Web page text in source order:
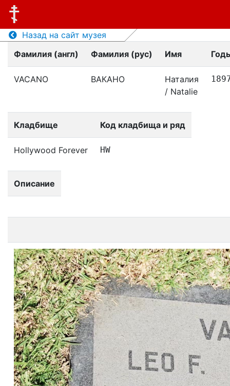
Назад на сайт музея
Фамилия (англ)
Фамилия (рус) Имя
VACANO ВАКАНО
Наталия
/ Natalie
Кладбище Код кладбища и ряд
Hollywood Forever HW
Описание